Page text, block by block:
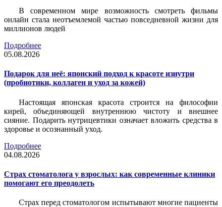
В современном мире возможность смотреть фильмы
онлайн стала неотъемлемой частью повседневной жизни для
миллионов людей
Подробнее
05.08.2026
Подарок для неё: японский подход к красоте изнутри
(пробиотики, коллаген и уход за кожей)
Настоящая японская красота строится на философии
кирей, объединяющей внутреннюю чистоту и внешнее
сияние. Подарить нутрицевтики означает вложить средства в
здоровье и осознанный уход.
Подробнее
04.08.2026
Страх стоматолога у взрослых: как современные клиники
помогают его преодолеть
Страх перед стоматологом испытывают многие пациенты